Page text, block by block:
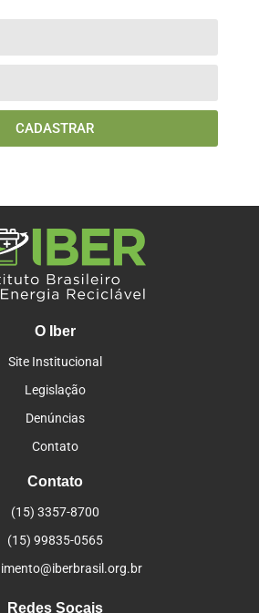
CADASTRAR
O Iber
Site Institucional
Legislação
Denúncias
Contato
Contato
(15) 3357-8700
(15) 99835-0565
Redes Socais